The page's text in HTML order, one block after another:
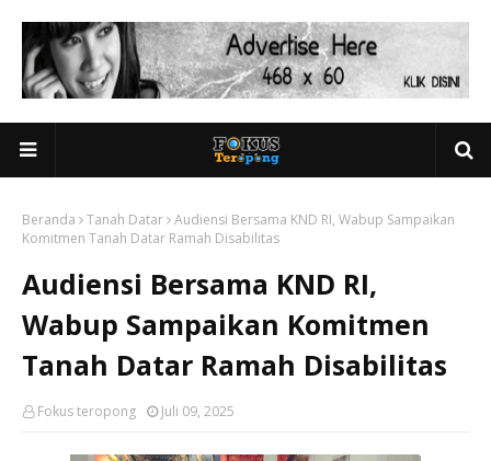
Beranda Tanah Datar Audiensi Bersama KND RI, Wabup Sampaikan
Komitmen Tanah Datar Ramah Disabilitas
Audiensi Bersama KND RI,
Wabup Sampaikan Komitmen
Tanah Datar Ramah Disabilitas
Fokus teropong Juli 09, 2025